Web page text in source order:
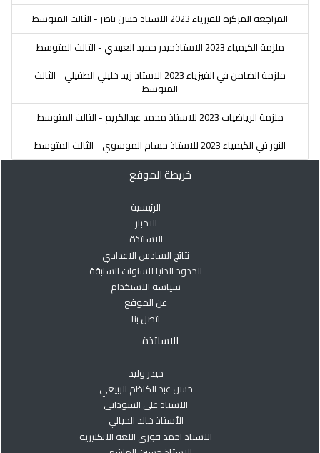
المراجعة المركزة للفيزياء 2023 الاستاذ حسن ناصر - الثالث المتوسط
ملزمة الكيمياء 2023 الاستاذحيدر حميد العبيدي - الثالث المتوسط
ملزمة الضامن في الفيزياء 2023 الاستاذ زيد خليلي الطفيلي - الثالث
المتوسط
ملزمة الرياضيات 2023 للاستاذ محمد عبدالكريم - الثالث المتوسط
النور في الكيمياء 2023 للاستاذ حسام الموسوي - الثالث المتوسط
خريطة الموقع
الرئيسية
الاخبار
الاساتذة
نتائج السادس الاعدادي
الحدود الدنيا للسنوات السابقة
سياسة الاستخدام
عن الموقع
اتصل بنا
الاساتذة
حيدر وليد
حسن عبد الكاظم الربيعي
الاستاذ علي السوداني
الأستاذ خالد الحيالي
الاستاذ احمد فوزي اللغة الانكليزية